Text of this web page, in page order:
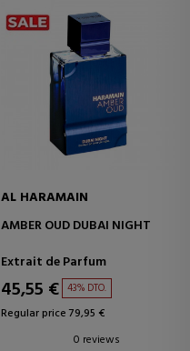
AL HARAMAIN
AMBER OUD DUBAI NIGHT
Extrait de Parfum
45,55 € 43% DTO.
Regular price 79,95 €
0 reviews